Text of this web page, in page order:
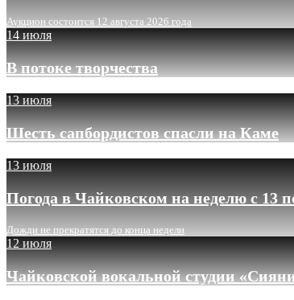
Аукцион состоится 12 августа 2026 года
14 июля
В потоке творчества
13 июля
Шесть сапбордистов спасли на Каме
13 июля
Погода в Чайковском на неделю с 13
Дожди не прекратятся до конца недели
12 июля
Чайковской вокальной студии